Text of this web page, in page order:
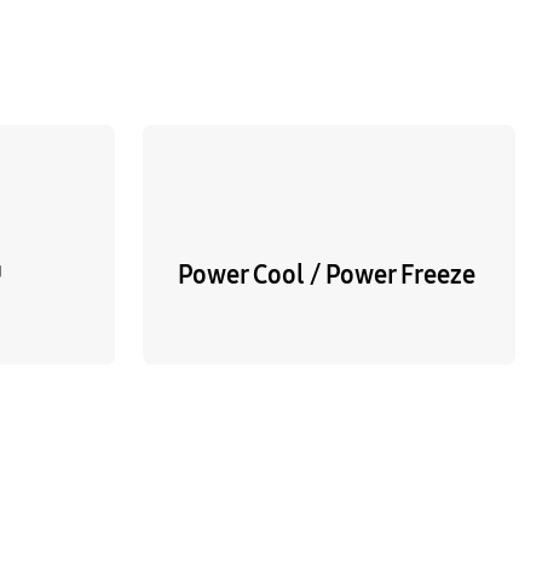
Power Cool / Power Freeze